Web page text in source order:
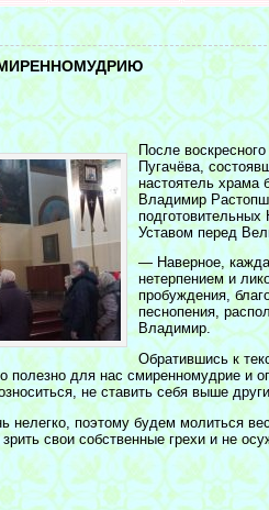
После
Пугачёва,
настоятель храма
Владимир
Уставом перед
— Наверное,
нетерпением и
пробуждения,
песнопения,
Владимир.
Обратившись к
полезно для нас смиренномудрие
не ставить себя выше
нелегко, поэтому будем молиться
свои собственные грехи и не